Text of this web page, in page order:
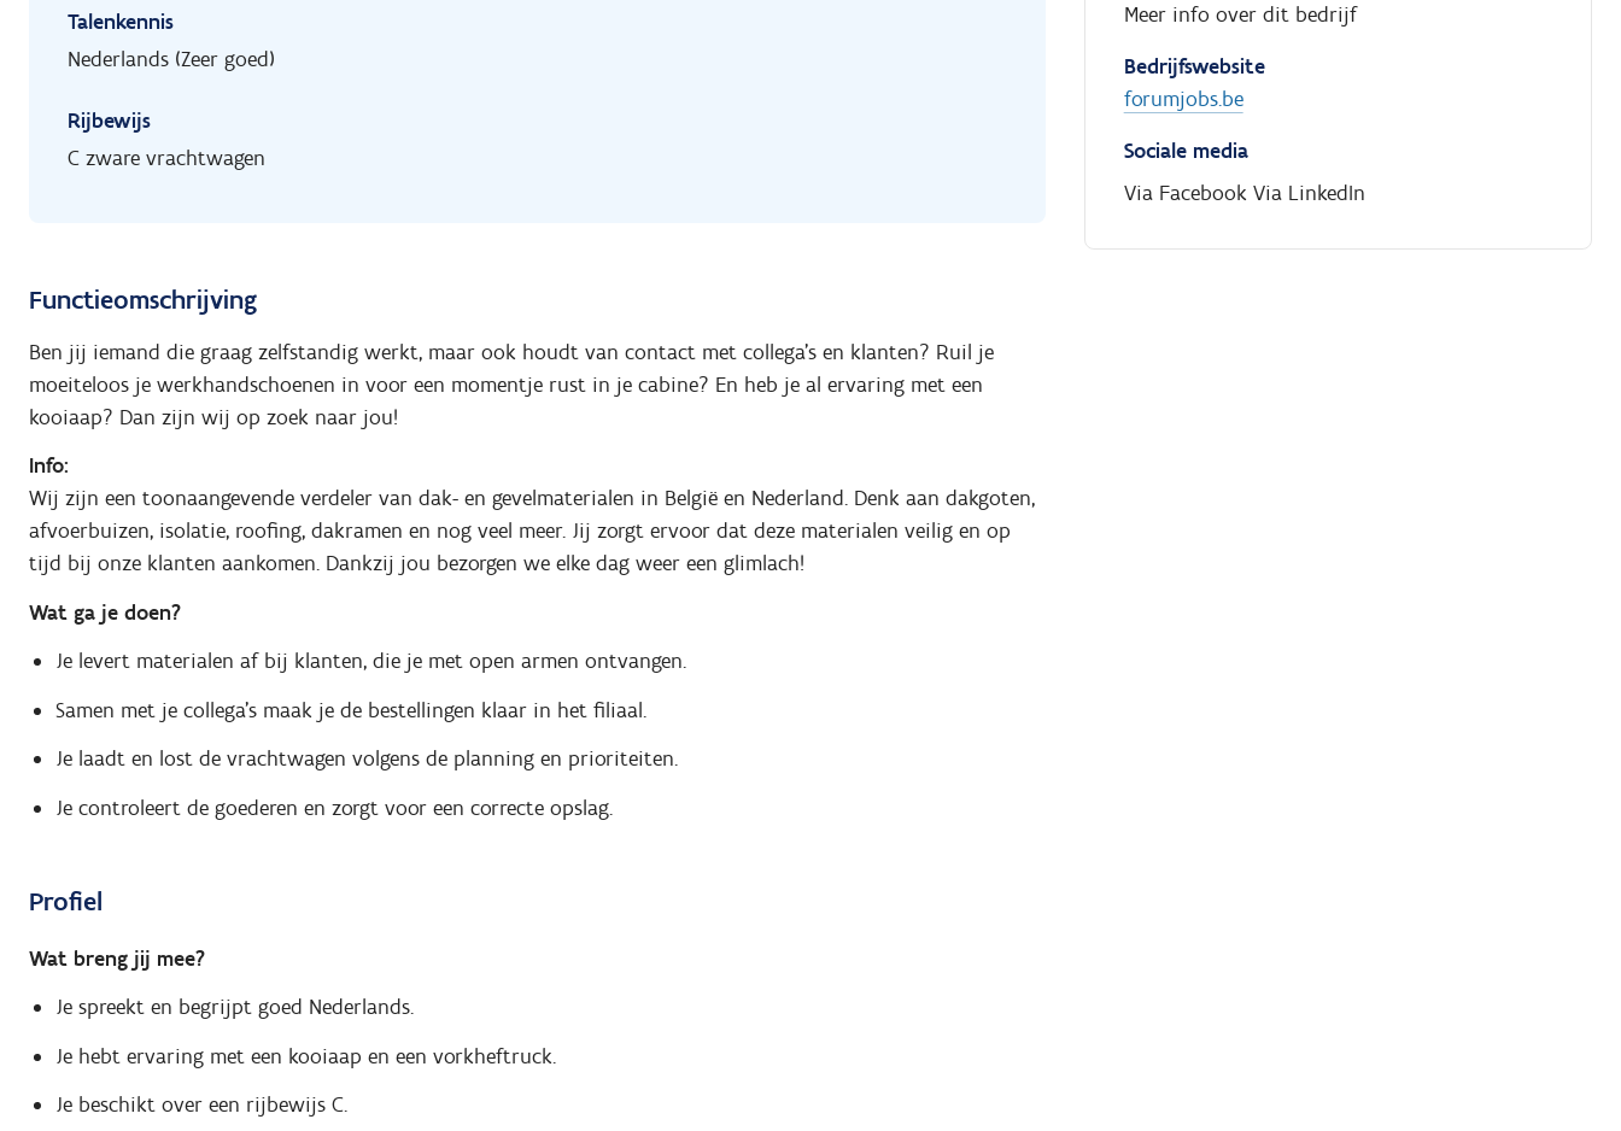
Talenkennis
Nederlands (Zeer goed)
Rijbewijs
C zware vrachtwagen
Functieomschrijving
Ben jij iemand die graag zelfstandig werkt, maar ook houdt van contact met collega’s en klanten? Ruil je
moeiteloos je werkhandschoenen in voor een momentje rust in je cabine? En heb je al ervaring met een
kooiaap? Dan zijn wij op zoek naar jou!
Info:
Wij zijn een toonaangevende verdeler van dak- en gevelmaterialen in België en Nederland. Denk aan dakgoten,
afvoerbuizen, isolatie, roofing, dakramen en nog veel meer. Jij zorgt ervoor dat deze materialen veilig en op
tijd bij onze klanten aankomen. Dankzij jou bezorgen we elke dag weer een glimlach!
Wat ga je doen?
Je levert materialen af bij klanten, die je met open armen ontvangen.
Samen met je collega’s maak je de bestellingen klaar in het filiaal.
Je laadt en lost de vrachtwagen volgens de planning en prioriteiten.
Je controleert de goederen en zorgt voor een correcte opslag.
Profiel
Wat breng jij mee?
Je spreekt en begrijpt goed Nederlands.
Je hebt ervaring met een kooiaap en een vorkheftruck.
Je beschikt over een rijbewijs C.
Meer info over dit bedrijf
Bedrijfswebsite
forumjobs.be
Sociale media
Via Facebook Via LinkedIn